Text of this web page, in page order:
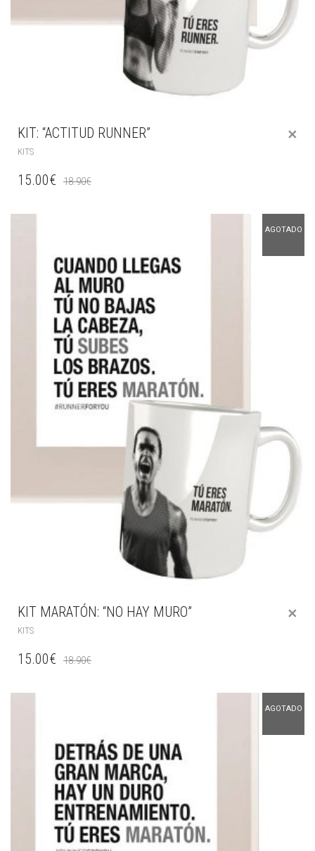
KIT: “ACTITUD RUNNER”
KITS
18.90€
15.00€
AGOTADO
KIT MARATÓN: “NO HAY MURO”
KITS
18.90€
15.00€
AGOTADO